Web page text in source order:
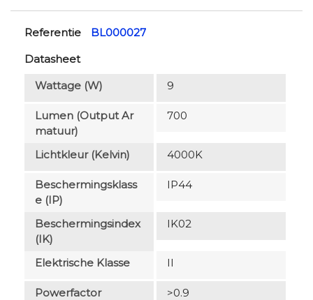
Referentie
BL000027
Datasheet
Wattage (W)
9
Lumen (output Ar
Matuur)
700
Lichtkleur (Kelvin) 4000K
Beschermingsklass
E (IP)
IP44
Beschermingsindex
(IK)
IK02
Elektrische Klasse II
Powerfactor >0.9